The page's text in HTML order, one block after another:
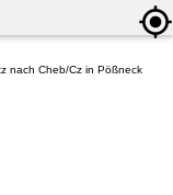
nach Cheb/Cz in Pößneck